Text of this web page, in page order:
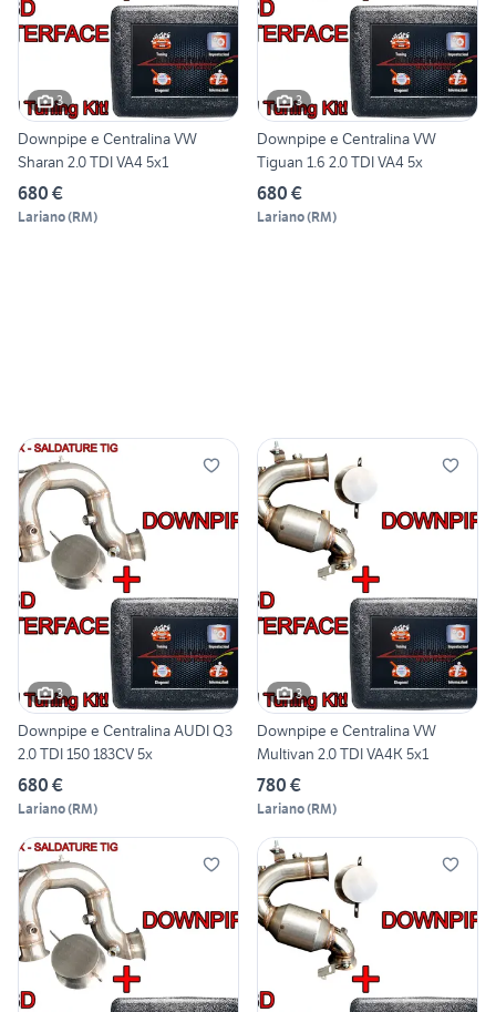
3
Downpipe e Centralina VW
Sharan 2.0 TDI VA4 5x1
680 €
Lariano(RM)
3
Downpipe e Centralina VW
Tiguan 1.6 2.0 TDI VA4 5x
680 €
Lariano(RM)
3
Downpipe e Centralina AUDI Q3
2.0 TDI 150 183CV 5x
680 €
Lariano(RM)
3
Downpipe e Centralina VW
Multivan 2.0 TDI VA4K 5x1
780 €
Lariano(RM)